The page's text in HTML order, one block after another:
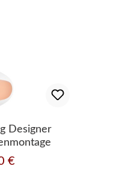
Designer
€